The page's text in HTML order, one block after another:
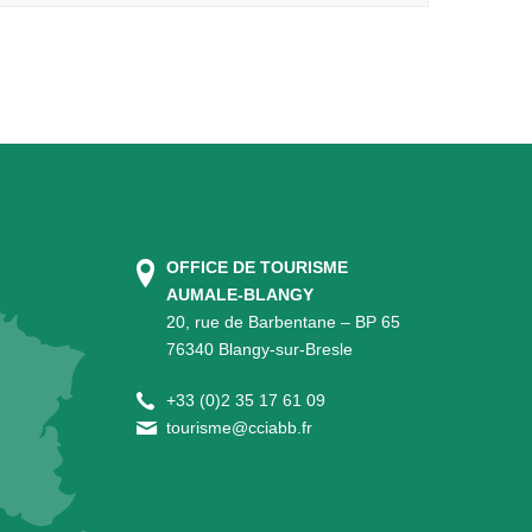
OFFICE DE TOURISME
AUMALE-BLANGY
20, rue de Barbentane – BP 65
76340 Blangy-sur-Bresle
+33 (0)2 35 17 61 09
tourisme@cciabb.fr